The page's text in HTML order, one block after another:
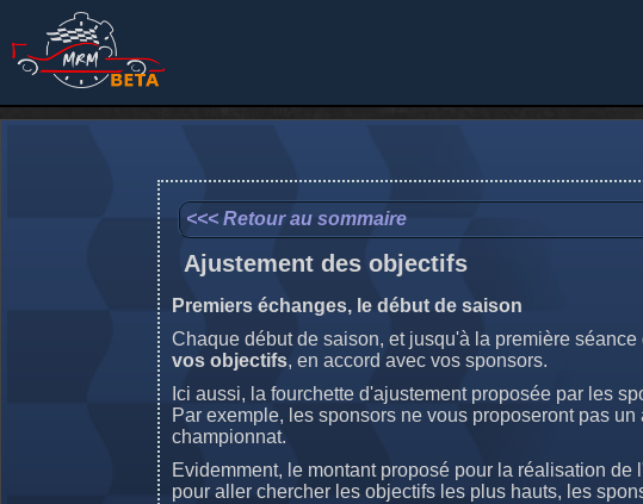
<<< Retour au sommaire
Ajustement des objectifs
Premiers échanges, le début de saison
Chaque début de saison, et jusqu'à la première
vos objectifs, en accord avec vos sponsors.
Ici aussi, la fourchette d'ajustement proposée par les
Par exemple, les sponsors ne vous proposeront pas
championnat.
Evidemment, le montant proposé pour la réalisation
pour aller chercher les objectifs les plus hauts, les